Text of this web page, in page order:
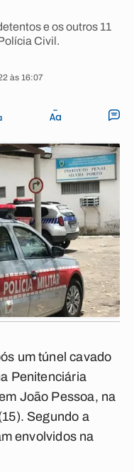
e os outros 11
Civil.
às 16:07
um túnel cavado
Penitenciária
João Pessoa, na
Segundo a
envolvidos na